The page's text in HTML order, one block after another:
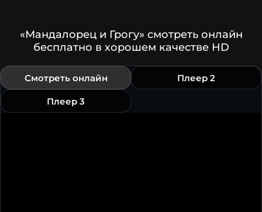
«Мандалорец и Грогу» смотреть онлайн
бесплатно в хорошем качестве HD
Смотреть онлайн Плеер 2
Плеер 3